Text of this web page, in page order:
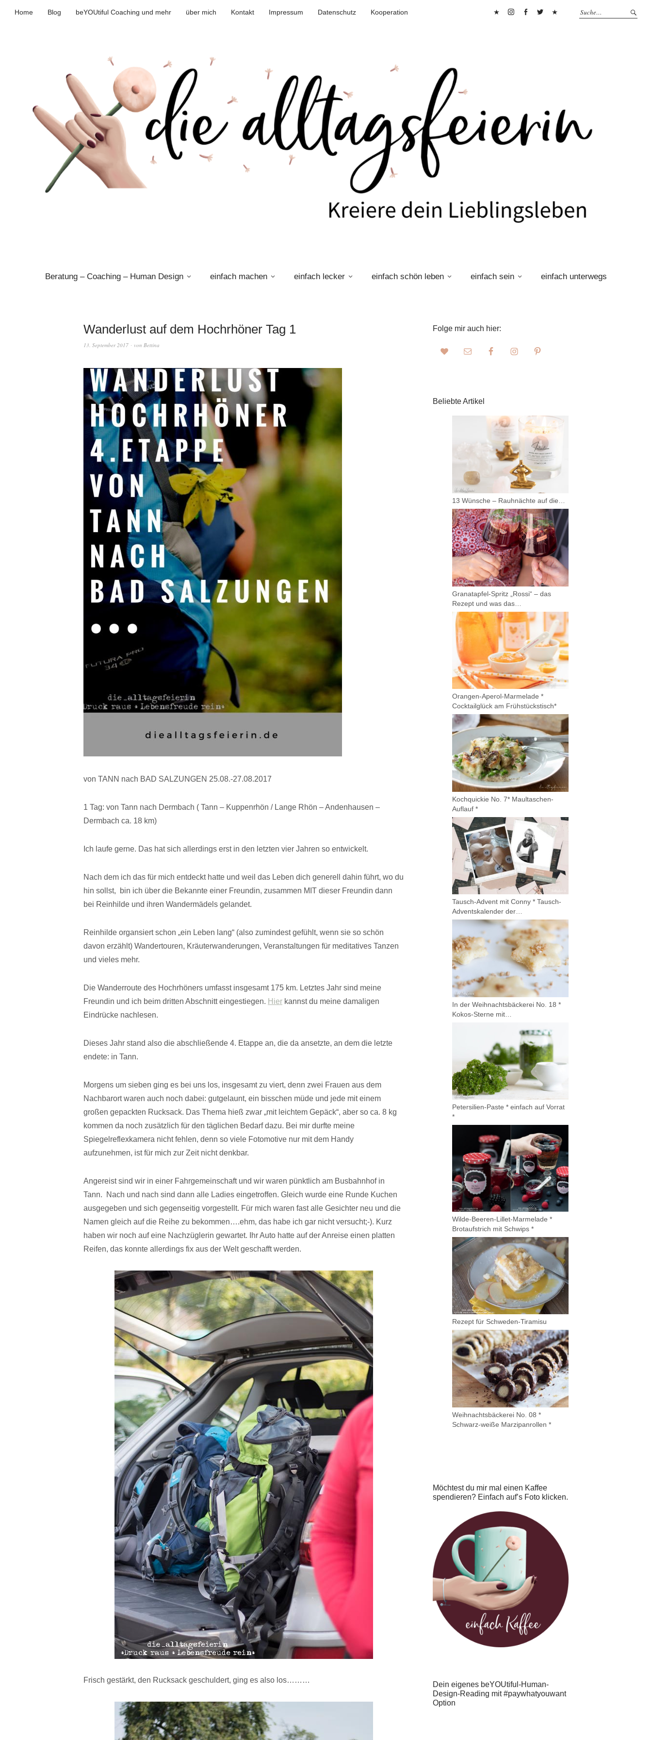
Home Blog beYOUtiful Coaching und mehr über mich Kontakt Impressum Datenschutz
Kooperation
Beratung – Coaching – Human Design einfach machen einfach lecker einfach schön leben einfach sein einfach unterwegs
Wanderlust auf dem Hochrhöner Tag 1
13. September 2017 von Bettina
von TANN nach BAD SALZUNGEN 25.08.-27.08.2017
1 Tag: von Tann nach Dermbach ( Tann – Kuppenrhön / Lange Rhön – Andenhausen –
Dermbach ca. 18 km)
Ich laufe gerne. Das hat sich allerdings erst in den letzten vier Jahren so entwickelt.
Nach dem ich das für mich entdeckt hatte und weil das Leben dich generell dahin führt, wo du
hin sollst, bin ich über die Bekannte einer Freundin, zusammen MIT dieser Freundin dann
bei Reinhilde und ihren Wandermädels gelandet.
Reinhilde organsiert schon „ein Leben lang“ (also zumindest gefühlt, wenn sie so schön
davon erzählt) Wandertouren, Kräuterwanderungen, Veranstaltungen für meditatives Tanzen
und vieles mehr.
Die Wanderroute des Hochrhöners umfasst insgesamt 175 km. Letztes Jahr sind meine
Freundin und ich beim dritten Abschnitt eingestiegen. Hier kannst du meine damaligen
Eindrücke nachlesen.
Dieses Jahr stand also die abschließende 4. Etappe an, die da ansetzte, an dem die letzte
endete: in Tann.
Morgens um sieben ging es bei uns los, insgesamt zu viert, denn zwei Frauen aus dem
Nachbarort waren auch noch dabei: gutgelaunt, ein bisschen müde und jede mit einem
großen gepackten Rucksack. Das Thema hieß zwar „mit leichtem Gepäck“, aber so ca. 8 kg
kommen da noch zusätzlich für den täglichen Bedarf dazu. Bei mir durfte meine
Spiegelreflexkamera nicht fehlen, denn so viele Fotomotive nur mit dem Handy
aufzunehmen, ist für mich zur Zeit nicht denkbar.
Angereist sind wir in einer Fahrgemeinschaft und wir waren pünktlich am Busbahnhof in
Tann. Nach und nach sind dann alle Ladies eingetroffen. Gleich wurde eine Runde Kuchen
ausgegeben und sich gegenseitig vorgestellt. Für mich waren fast alle Gesichter neu und die
Namen gleich auf die Reihe zu bekommen….ehm, das habe ich gar nicht versucht;-). Kurz
haben wir noch auf eine Nachzüglerin gewartet. Ihr Auto hatte auf der Anreise einen platten
Reifen, das konnte allerdings fix aus der Welt geschafft werden.
Frisch gestärkt, den Rucksack geschuldert, ging es also los………
Folge mir auch hier:
Beliebte Artikel
13 Wünsche – Rauhnächte auf die…
Granatapfel-Spritz „Rossi“ – das
Rezept und was das…
Orangen-Aperol-Marmelade *
Cocktailglück am Frühstückstisch*
Kochquickie No. 7* Maultaschen-
Auflauf *
Tausch-Advent mit Conny * Tausch-
Adventskalender der…
In der Weihnachtsbäckerei No. 18 *
Kokos-Sterne mit…
Petersilien-Paste * einfach auf Vorrat
*
Wilde-Beeren-Lillet-Marmelade *
Brotaufstrich mit Schwips *
Rezept für Schweden-Tiramisu
Weihnachtsbäckerei No. 08 *
Schwarz-weiße Marzipanrollen *
Möchtest du mir mal einen Kaffee
spendieren? Einfach auf’s Foto klicken.
Dein eigenes beYOUtiful-Human-
Design-Reading mit #paywhatyouwant
Option